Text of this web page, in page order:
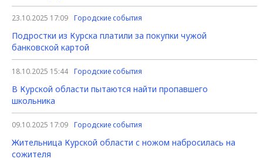
23.10.2025 17:09 Городские события
Подростки из Курска платили за покупки чужой
банковской картой
18.10.2025 15:44 Городские события
В Курской области пытаются найти пропавшего
школьника
09.10.2025 17:09 Городские события
Жительница Курской области с ножом набросилась на
сожителя